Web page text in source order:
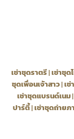
เช่าชุดราตรี|เช่าชุด
ชุดเพื่อนเจ้าสาว|เ
เช่าชุดแบรนด์เนม|
ปาร์ตี้|เช่าชุดถ่าย